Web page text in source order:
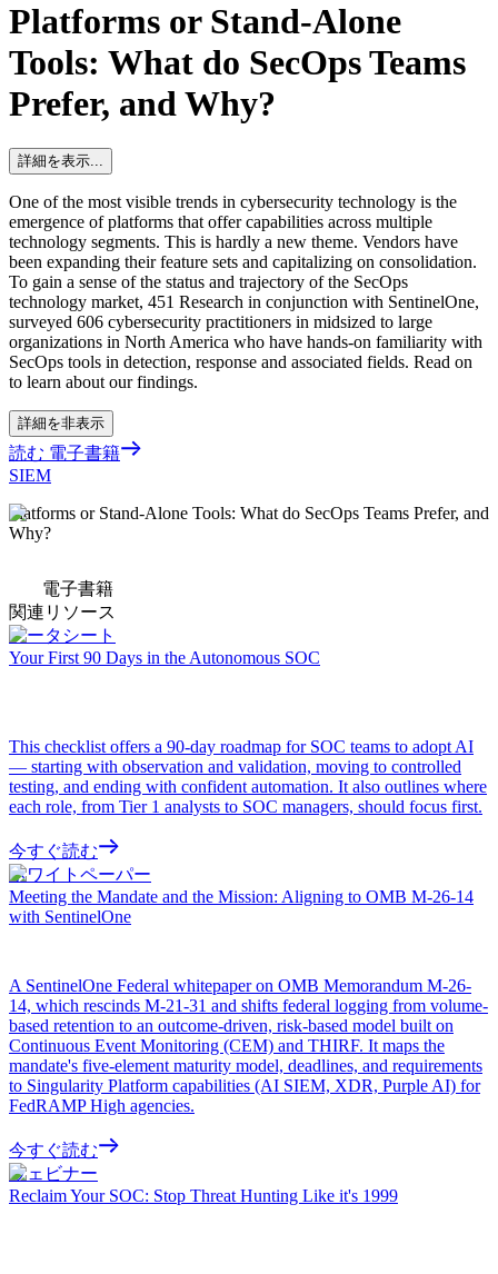
Platforms or Stand-Alone
Tools: What do SecOps Teams
Prefer, and Why?
詳細を表示...
One of the most visible trends in cybersecurity technology is the
emergence of platforms that offer capabilities across multiple
technology segments. This is hardly a new theme. Vendors have
been expanding their feature sets and capitalizing on consolidation.
To gain a sense of the status and trajectory of the SecOps
technology market, 451 Research in conjunction with SentinelOne,
surveyed 606 cybersecurity practitioners in midsized to large
organizations in North America who have hands-on familiarity with
SecOps tools in detection, response and associated fields. Read on
to learn about our findings.
詳細を非表示
読む 電子書籍
SIEM
Platforms or Stand-Alone Tools: What do SecOps Teams Prefer, and
Why?
電子書籍
関連リソース
データシート
Your First 90 Days in the Autonomous SOC
This checklist offers a 90-day roadmap for SOC teams to adopt AI
— starting with observation and validation, moving to controlled
testing, and ending with confident automation. It also outlines where
each role, from Tier 1 analysts to SOC managers, should focus first.
今すぐ読む
ホワイトペーパー
Meeting the Mandate and the Mission: Aligning to OMB M-26-14
with SentinelOne
A SentinelOne Federal whitepaper on OMB Memorandum M-26-
14, which rescinds M-21-31 and shifts federal logging from volume-
based retention to an outcome-driven, risk-based model built on
Continuous Event Monitoring (CEM) and THIRF. It maps the
mandate's five-element maturity model, deadlines, and requirements
to Singularity Platform capabilities (AI SIEM, XDR, Purple AI) for
FedRAMP High agencies.
今すぐ読む
ウェビナー
Reclaim Your SOC: Stop Threat Hunting Like it's 1999